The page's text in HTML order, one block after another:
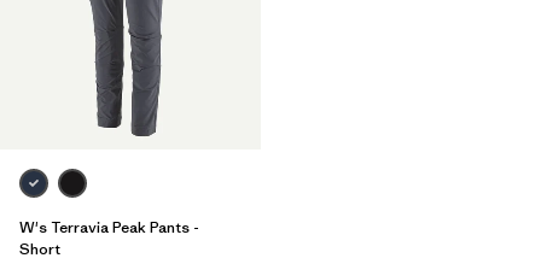
W's Terravia Peak Pants -
Short